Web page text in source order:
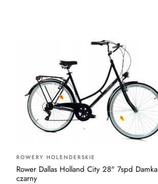
ROWERY HOLENDERSKIE
Rower Dallas Holland City 28" 7spd Damka
czarny